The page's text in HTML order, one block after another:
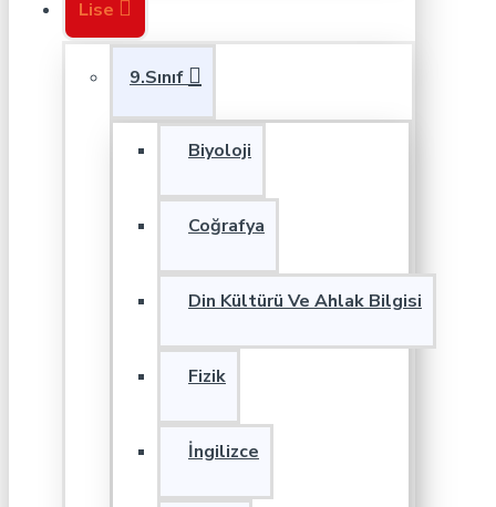
Lise
9.Sınıf
Biyoloji
Coğrafya
Din Kültürü Ve Ahlak Bilgisi
Fizik
İngilizce